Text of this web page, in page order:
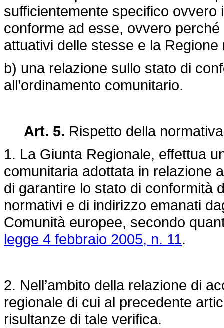
sufficientemente specifico ovvero
conforme ad esse, ovvero
attuativi delle stesse e la
b) una relazione sullo stato di
all’ordinamento comunitario.
Art. 5. Rispetto della
1. La Giunta Regionale, effettua
comunitaria adottata in relazione
di garantire lo stato di conformità
normativi e di indirizzo emanati
Comunità europee, secondo
legge 4 febbraio 2005, n. 11.
2. Nell’ambito della relazione di
regionale di cui al precedente
risultanze di tale verifica.